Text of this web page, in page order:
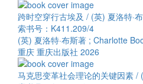
跨时空穿行古埃及 / (英) 夏洛特·
索书号：K411.209/4
(英) 夏洛特·布斯著 ; Charlotte
重庆 重庆出版社 2026
马克思变革社会理论的关键因素